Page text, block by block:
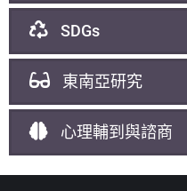
SDGs
東南亞研究
心理輔到與諮商